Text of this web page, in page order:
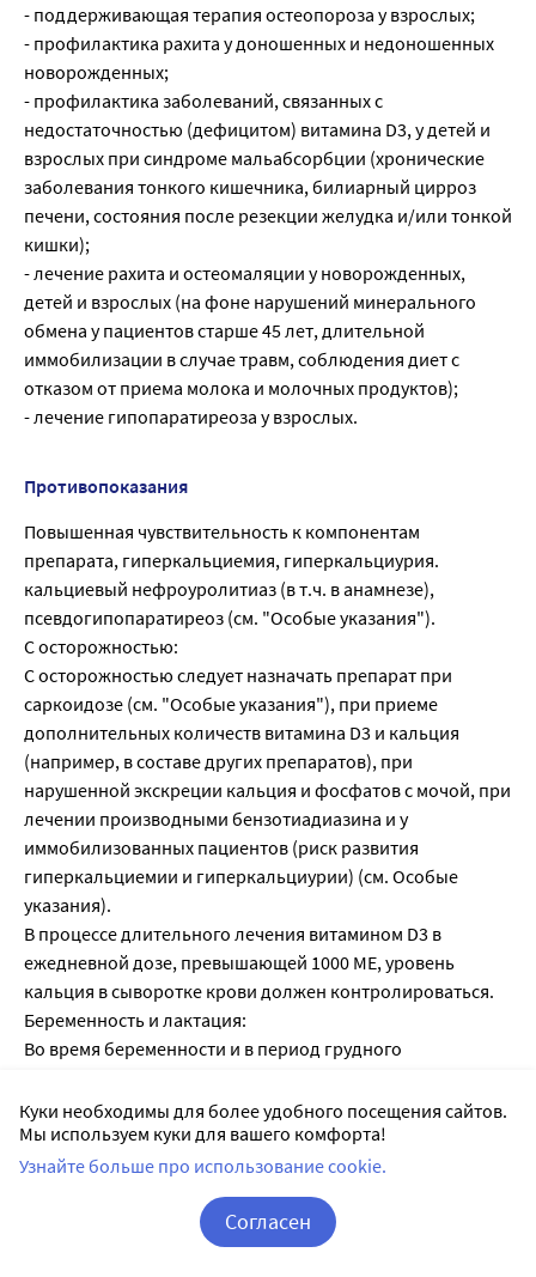
- поддерживающая терапия остеопороза у взрослых;
- профилактика рахита у доношенных и недоношенных
новорожденных;
- профилактика заболеваний, связанных с
недостаточностью (дефицитом) витамина D3, у детей и
взрослых при синдроме мальабсорбции (хронические
заболевания тонкого кишечника, билиарный цирроз
печени, состояния после резекции желудка и/или тонкой
кишки);
- лечение рахита и остеомаляции у новорожденных,
детей и взрослых (на фоне нарушений минерального
обмена у пациентов старше 45 лет, длительной
иммобилизации в случае травм, соблюдения диет с
отказом от приема молока и молочных продуктов);
- лечение гипопаратиреоза у взрослых.
Противопоказания
Повышенная чувствительность к компонентам
препарата, гиперкальциемия, гиперкальциурия.
кальциевый нефроуролитиаз (в т.ч. в анамнезе),
псевдогипопаратиреоз (см. "Особые указания").
С осторожностью:
С осторожностью следует назначать препарат при
саркоидозе (см. "Особые указания"), при приеме
дополнительных количеств витамина D3 и кальция
(например, в составе других препаратов), при
нарушенной экскреции кальция и фосфатов с мочой, при
лечении производными бензотиадиазина и у
иммобилизованных пациентов (риск развития
гиперкальциемии и гиперкальциурии) (см. Особые
указания).
В процессе длительного лечения витамином D3 в
ежедневной дозе, превышающей 1000 ME, уровень
кальция в сыворотке крови должен контролироваться.
Беременность и лактация:
Во время беременности и в период грудного
витамина D3.
Во время беременности следует избегать превышения
рекомендованных доз витамина D3, т.к.
гиперкальциемия может привести к задержке
умственного и физического развития плода,
Куки необходимы для более удобного посещения сайтов.
Мы используем куки для вашего комфорта!
Узнайте больше про использование cookie.
Согласен